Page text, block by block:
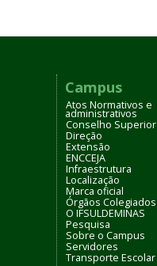
Campus
Atos Normativos e
administrativos
Conselho Superior
Direção
Extensão
ENCCEJA
Infraestrutura
Localização
Marca oficial
Órgãos Colegiados
O IFSULDEMINAS
Pesquisa
Sobre o Campus
Servidores
Transporte Escolar